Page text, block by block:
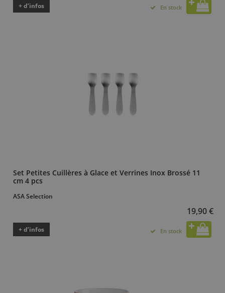
+ d’infos En stock
Set Petites Cuillères à Glace et Verrines Inox Brossé 11
cm 4 pcs
ASA Selection
19,90 €
+ d’infos En stock